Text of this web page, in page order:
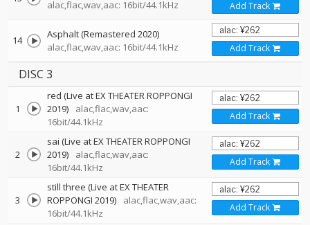
alac,flac,wav,aac: 16bit/44.1kHz
Add Track
14
Asphalt (Remastered 2020)
alac,flac,wav,aac: 16bit/44.1kHz
Add Track
DISC 3
1
red (Live at EX THEATER ROPPONGI
2019)
alac,flac,wav,aac:
16bit/44.1kHz
Add Track
2
sai (Live at EX THEATER ROPPONGI
2019)
alac,flac,wav,aac:
16bit/44.1kHz
Add Track
3
still three (Live at EX THEATER
ROPPONGI 2019)
alac,flac,wav,aac:
16bit/44.1kHz
Add Track